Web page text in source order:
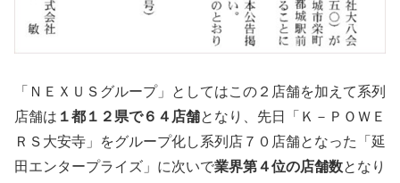
「ＮＥＸＵＳグループ」としてはこの２店舗を加えて系列
店舗は １都１２県で６４店舗となり、先日「Ｋ－ＰＯＷＥ
ＲＳ大安寺」をグループ化し系列店７０店舗となった「延
田エンタープライズ」に次いで業界第４位の店舗数となり